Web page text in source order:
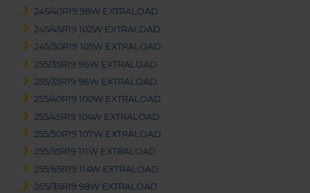
245/40R19 98W EXTRALOAD
245/45R19 102W EXTRALOAD
245/50R19 105W EXTRALOAD
255/35R19 96W EXTRALOAD
255/35R19 96W EXTRALOAD
255/40R19 100W EXTRALOAD
255/45R19 104W EXTRALOAD
255/50R19 107W EXTRALOAD
255/55R19 111W EXTRALOAD
255/65R19 114W EXTRALOAD
265/35R19 98W EXTRALOAD